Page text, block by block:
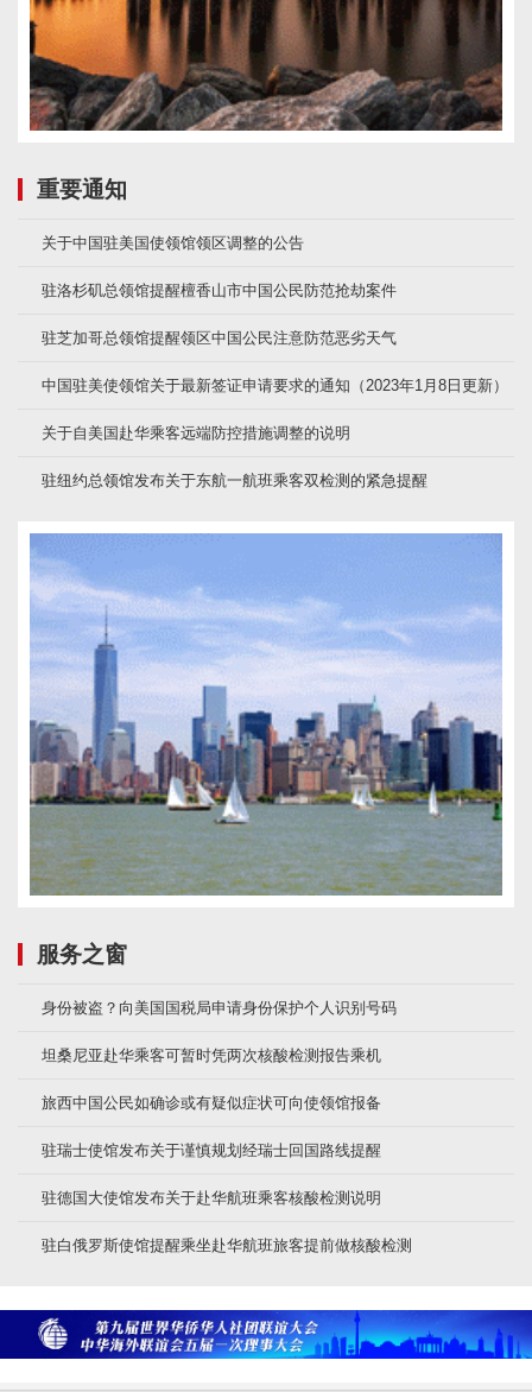
重要通知
关于中国驻美国使领馆领区调整的公告
驻洛杉矶总领馆提醒檀香山市中国公民防范抢劫案件
驻芝加哥总领馆提醒领区中国公民注意防范恶劣天气
中国驻美使领馆关于最新签证申请要求的通知（2023年1月8日更新）
关于自美国赴华乘客远端防控措施调整的说明
驻纽约总领馆发布关于东航一航班乘客双检测的紧急提醒
服务之窗
身份被盗？向美国国税局申请身份保护个人识别号码
坦桑尼亚赴华乘客可暂时凭两次核酸检测报告乘机
旅西中国公民如确诊或有疑似症状可向使领馆报备
驻瑞士使馆发布关于谨慎规划经瑞士回国路线提醒
驻德国大使馆发布关于赴华航班乘客核酸检测说明
驻白俄罗斯使馆提醒乘坐赴华航班旅客提前做核酸检测